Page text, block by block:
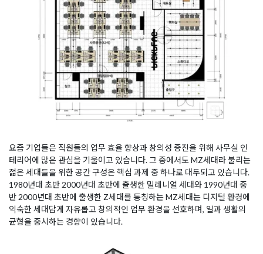
요즘 기업들은 직원들의 업무 효율 향상과 창의성 증진을 위해 사무실 인
테리어에 많은 관심을 기울이고 있습니다. 그 중에서도 MZ세대라 불리는
젊은 세대들을 위한 공간 구성은 핵심 과제 중 하나로 대두되고 있습니다.
1980년대 초반 2000년대 초반에 출생한 밀레니얼 세대와 1990년대 중
반 2000년대 초반에 출생한 Z세대를 통칭하는 MZ세대는 디지털 환경에
익숙한 세대답게 자유롭고 창의적인 업무 환경을 선호하며, 일과 생활의
균형을 중시하는 경향이 있습니다.